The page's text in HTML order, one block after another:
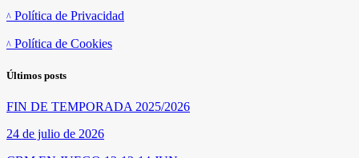
Política de Privacidad
Política de Cookies
Últimos posts
FIN DE TEMPORADA 2025/2026
24 de julio de 2026